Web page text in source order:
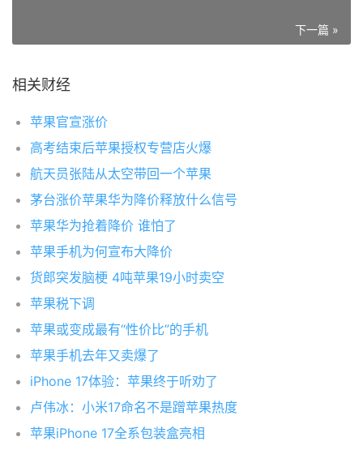
下一篇 »
相关财经
苹果官宣涨价
高考结束后苹果授权专营店火爆
航天员张陆从太空带回一个苹果
茅台涨价苹果华为降价释放什么信号
苹果华为抢着降价 谁怕了
苹果手机为何宣布大降价
货郎突发脑梗 4吨苹果19小时卖空
苹果税下调
苹果或变成最有“性价比”的手机
苹果手机去年又卖爆了
iPhone 17体验：苹果终于听劝了
卢伟冰：小米17命名不是蹭苹果热度
苹果iPhone 17全系包装盒亮相